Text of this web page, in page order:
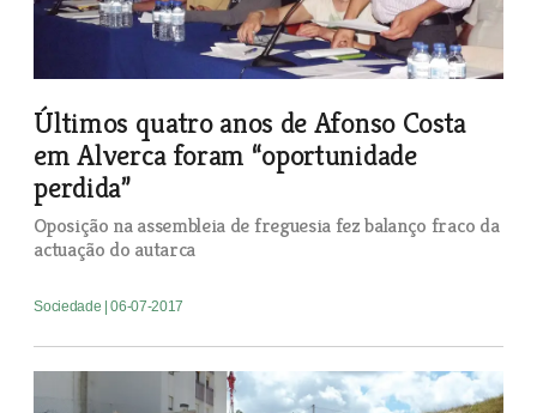
Últimos quatro anos de Afonso Costa
em Alverca foram “oportunidade
perdida”
Oposição na assembleia de freguesia fez balanço fraco da
actuação do autarca
Sociedade | 06-07-2017